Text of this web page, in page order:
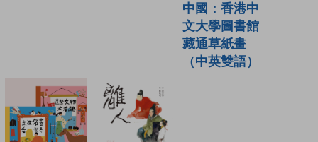
中國：香港中
文大學圖書館
藏通草紙畫
（中英雙語）